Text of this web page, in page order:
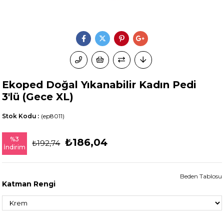
Ekoped Doğal Yıkanabilir Kadın Pedi
3'lü (Gece XL)
(ep8011)
Stok Kodu
%3
İndirim
₺192,74 ₺186,04
Katman Rengi
Beden Tablosu